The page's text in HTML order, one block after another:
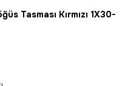
Tasması Kırmızı 1X30-